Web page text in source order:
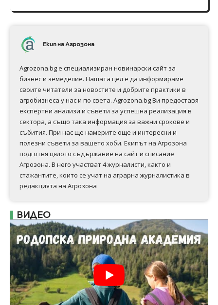
Екип на Агрозона
Agrozona.bg e специализиран новинарски сайт за
бизнес и земеделие. Нашата цел е да информираме
своите читатели за новостите и добрите практики в
агробизнеса у нас и по света. Agrozona.bg Ви предоставя
експертни анализи и съвети за успешна реализация в
сектора, а също така информация за важни срокове и
събития. При нас ще намерите още и интересни и
полезни съвети за вашето хоби. Екипът на Агрозона
подготвя цялото съдържание на сайт и списание
Агрозона. В него участват 4 журналисти, както и
стажантите, които се учат на аграрна журналистика в
редакцията на Агрозона
ВИДЕО